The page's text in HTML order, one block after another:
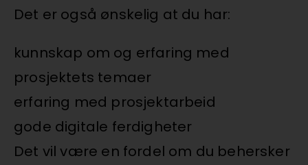
Det er også ønskelig at du har:
kunnskap om og erfaring med
prosjektets temaer
erfaring med prosjektarbeid
gode digitale ferdigheter
Det vil være en fordel om du behersker